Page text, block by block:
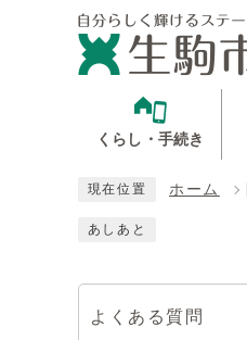
くらし・手続き
現在位置 ホーム
あしあと
よくある質問